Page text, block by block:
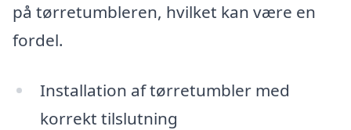
på tørretumbleren, hvilket kan være en
fordel.
Installation af tørretumbler med
korrekt tilslutning